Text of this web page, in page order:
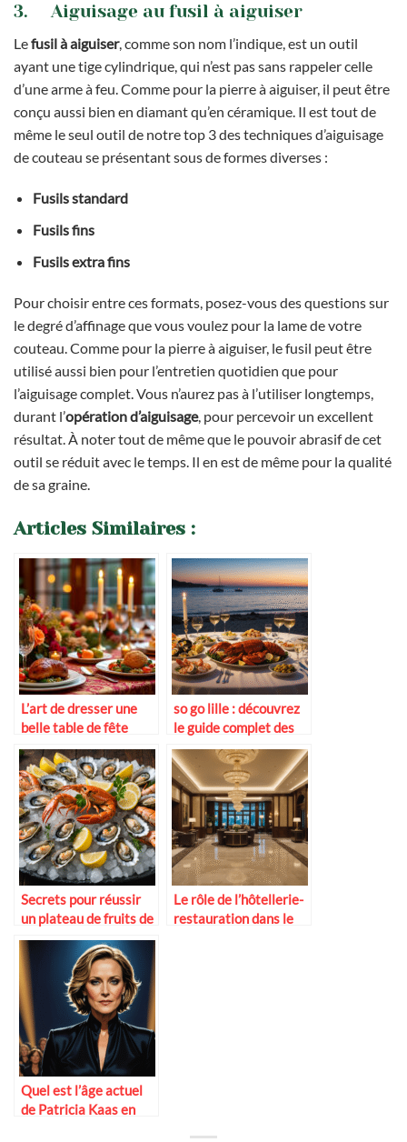
3. Aiguisage au fusil à aiguiser
Lefusil à aiguiser, comme son nom l’indique, est un outil
ayant une tige cylindrique, qui n’est pas sans rappeler celle
d’une arme à feu. Comme pour la pierre à aiguiser, il peut être
conçu aussi bien en diamant qu’en céramique. Il est tout de
même le seul outil de notre top 3 des techniques d’aiguisage
de couteau se présentant sous de formes diverses :
Fusils standard
Fusils fins
Fusils extra fins
Pour choisir entre ces formats, posez-vous des questions sur
le degré d’affinage que vous voulez pour la lame de votre
couteau. Comme pour la pierre à aiguiser, le fusil peut être
utilisé aussi bien pour l’entretien quotidien que pour
l’aiguisage complet. Vous n’aurez pas à l’utiliser longtemps,
durant l’opération d’aiguisage, pour percevoir un excellent
résultat. À noter tout de même que le pouvoir abrasif de cet
outil se réduit avec le temps. Il en est de même pour la qualité
de sa graine.
Articles Similaires :
L’art de dresser une
belle table de fête
so go lille : découvrez
le guide complet des
activités et sorties
incontournables en
2025
Secrets pour réussir
un plateau de fruits de
mer en amoureux
Le rôle de l’hôtellerie-
restauration dans le
Quel est l’âge actuel
de Patricia Kaas en